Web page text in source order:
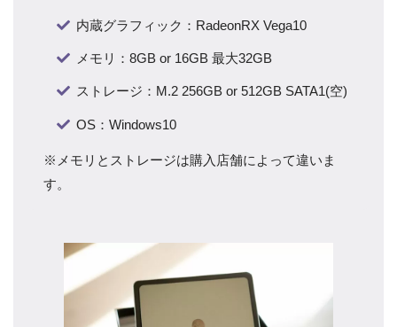
内蔵グラフィック：RadeonRX Vega10
メモリ：8GB or 16GB 最大32GB
ストレージ：M.2 256GB or 512GB SATA1(空)
OS：Windows10
※メモリとストレージは購入店舗によって違いま
す。